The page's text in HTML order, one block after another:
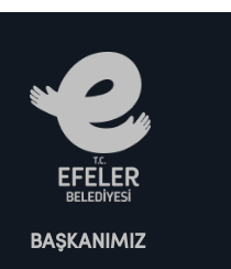
BAŞKANIMIZ